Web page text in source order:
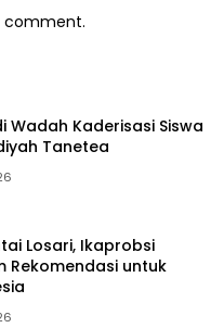
comment.
Wadah Kaderisasi Siswa
Tanetea
Losari, Ikaprobsi
Rekomendasi untuk